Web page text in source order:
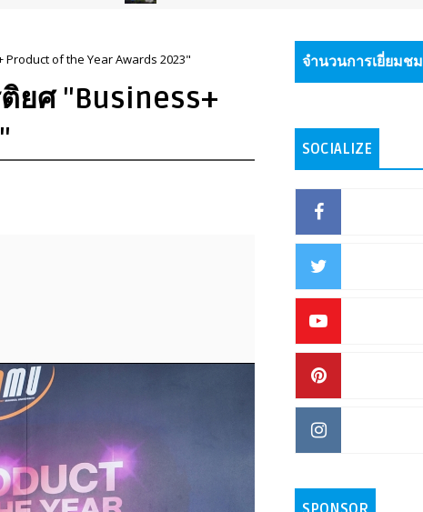
of the Year Awards 2023"
ยศ "Business+
จำนวนการเยี่ยมชม
SOCIALIZE